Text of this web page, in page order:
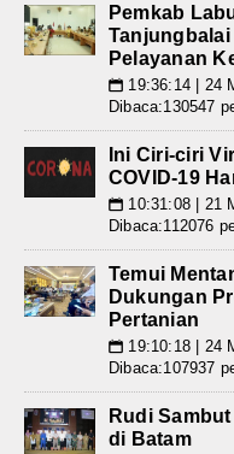
Pemkab
Pelayanan
📅 19:36:14 | 24
Dibaca:130547
Ini Ciri-ciri
COVID-19
📅 10:31:08 | 21
Dibaca:112076
Temui
Dukungan
Pertanian
📅 19:10:18 | 24
Dibaca:107937
Rudi
di Batam